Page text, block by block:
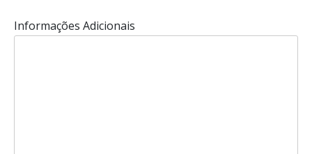
Informações Adicionais